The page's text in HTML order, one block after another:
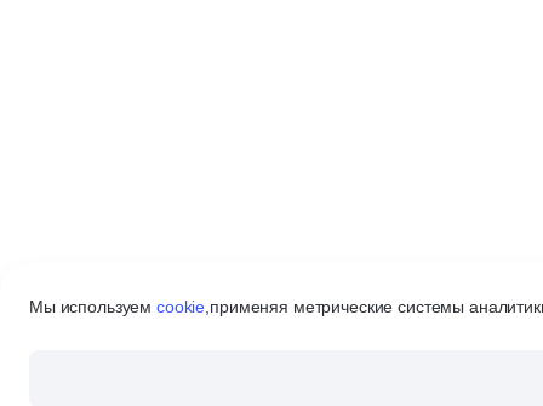
Мы используемcookie применяя метрические системы